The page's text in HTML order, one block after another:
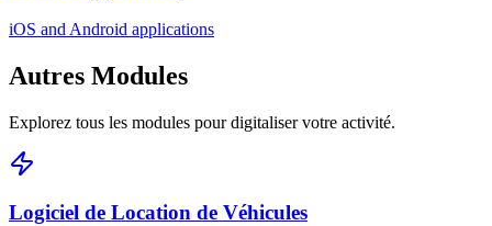
iOS and Android applications
Autres Modules
Explorez tous les modules pour digitaliser votre activité.
Logiciel de Location de Véhicules